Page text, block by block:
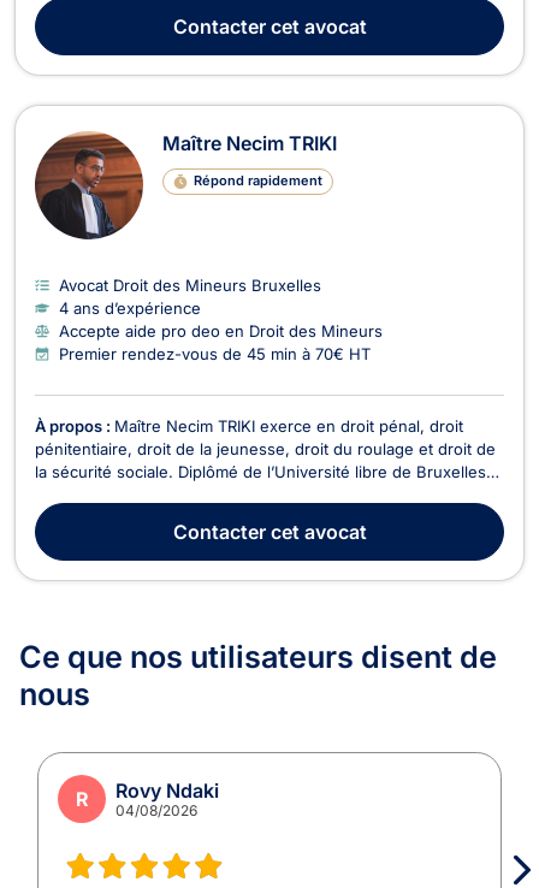
stupéfiants, de violences intrafamiliales, de coups et
blessures, de vols ou encore d'aff...
Contactercet avocat
Maître Necim TRIKI
Répond rapidement
Avocat Droit des Mineurs Bruxelles
4 ans d’expérience
Accepte aide pro deo en Droit des Mineurs
Premier rendez-vous de 45 min à 70€ HT
À propos : Maître Necim TRIKI exerce en droit pénal, droit
pénitentiaire, droit de la jeunesse, droit du roulage et droit de
la sécurité sociale. Diplômé de l’Université libre de Bruxelles
procédure pénale, depuis les premières auditions jusqu’à
l’exécution de la peine. Il défend a...
Contactercet avocat
Ce que nos utilisateurs disent de
nous
R Rovy Ndaki
04/08/2026